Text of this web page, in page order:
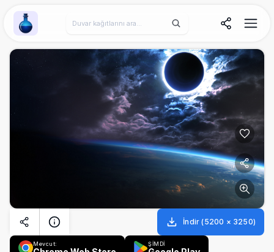
Wallpaper Alchemy
İndir (5200 × 3250)
Mevcut: ŞİMDİ